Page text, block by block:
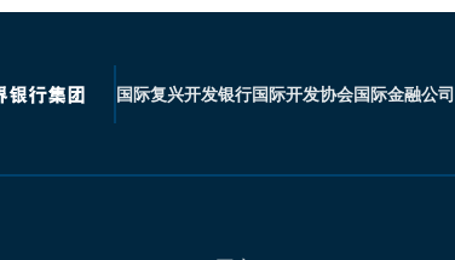
国际复兴开发银行国际开发协会国际金融公司